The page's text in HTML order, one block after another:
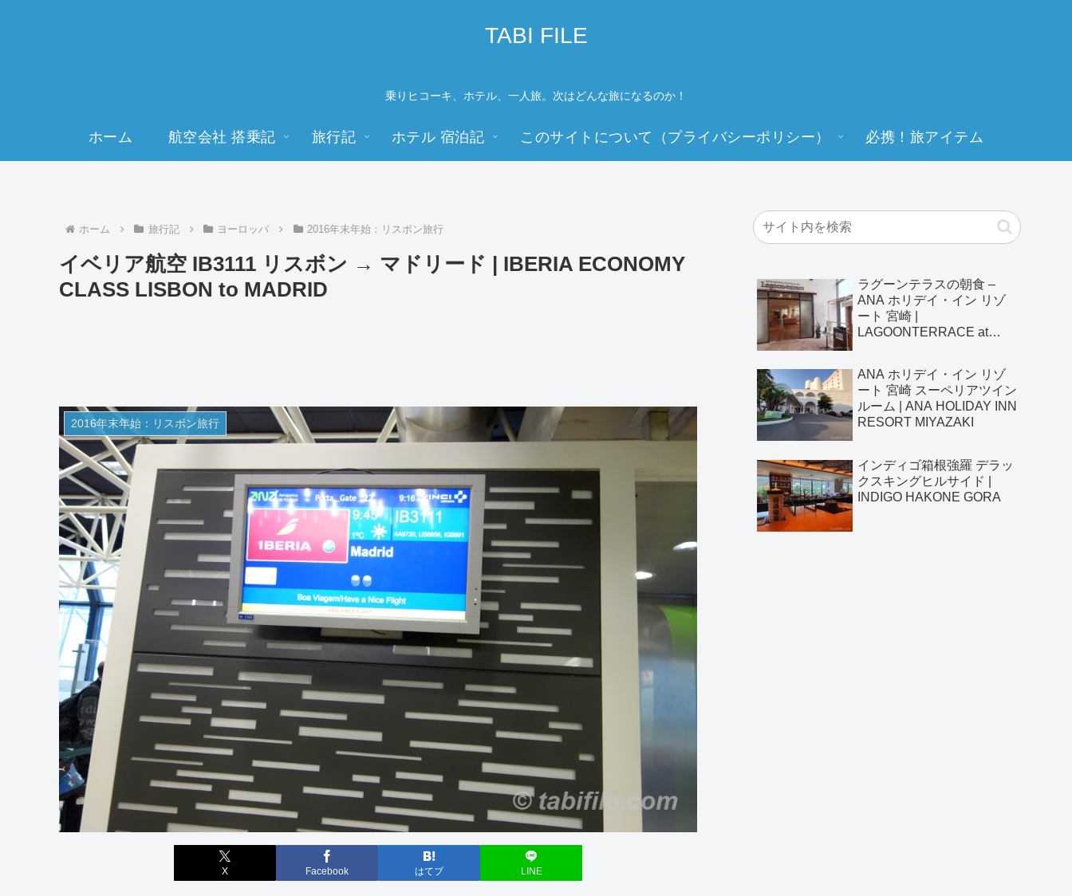
TABI FILE
乗りヒコーキ、ホテル、一人旅。次はどんな旅になるのか！
ホーム 航空会社 搭乗記 旅行記 ホテル 宿泊記 このサイトについて（プライバシーポリシー） 必携！旅アイテム
ホーム 旅行記 ヨーロッパ 2016年末年始：リスボン旅行
イベリア航空 IB3111 リスボン → マドリード | IBERIA ECONOMY
CLASS LISBON to MADRID
2016年末年始：リスボン旅行
X Facebook はてブ LINE
ラグーンテラスの朝食 –
ANA ホリデイ・イン リゾ
ート 宮崎 |
LAGOONTERRACE at
ANA ホリデイ・イン リゾ
ート 宮崎 スーペリアツイン
ルーム | ANA HOLIDAY INN
RESORT MIYAZAKI
インディゴ箱根強羅 デラッ
クスキングヒルサイド |
INDIGO HAKONE GORA